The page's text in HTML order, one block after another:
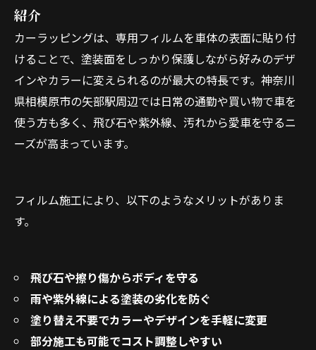
紹介
カーラッピングは、専用フィルムを車体の表面に貼り付
けることで、塗装面をしっかり保護しながら好みのデザ
インやカラーに変えられるのが最大の特長です。神奈川
県相模原市の矢部駅周辺では日常の通勤や買い物で車を
使う方も多く、飛び石や紫外線、汚れから愛車を守るニ
ーズが高まっています。
フィルム施工により、以下のようなメリットがありま
す。
飛び石や擦り傷からボディを守る
雨や紫外線による塗装の劣化を防ぐ
塗り替え不要でカラーやデザインを手軽に変更
部分施工も可能でコスト調整しやすい